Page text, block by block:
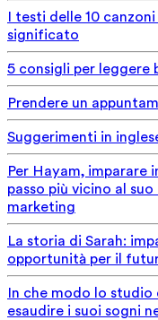
I testi delle 10
significato
5 consigli per leggere
Prendere un
Suggerimenti in
Per Hayam, imparare
passo più vicino al
marketing
La storia di Sarah:
opportunità per il
In che modo lo studio
esaudire i suoi sogni